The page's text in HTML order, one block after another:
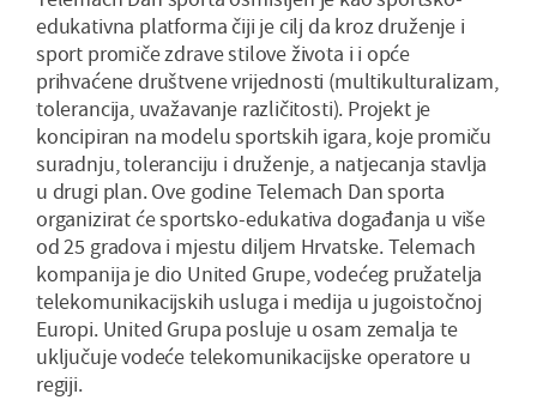
edukativna platforma čiji je cilj da kroz druženje i
sport promiče zdrave stilove života i i opće
prihvaćene društvene vrijednosti (multikulturalizam,
tolerancija, uvažavanje različitosti). Projekt je
koncipiran na modelu sportskih igara, koje promiču
suradnju, toleranciju i druženje, a natjecanja stavlja
u drugi plan. Ove godine Telemach Dan sporta
organizirat će sportsko-edukativa događanja u više
od 25 gradova i mjestu diljem Hrvatske. Telemach
kompanija je dio United Grupe, vodećeg pružatelja
telekomunikacijskih usluga i medija u jugoistočnoj
Europi. United Grupa posluje u osam zemalja te
uključuje vodeće telekomunikacijske operatore u
regiji.